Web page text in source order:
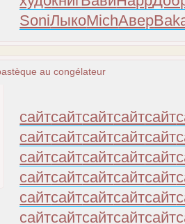
SoniЛыкоMichАвер
au congélateur
сайтсайтсайтсайтсайт
сайтсайтсайтсайтсайт
сайтсайтсайтсайтсайт
сайтсайтсайтсайтсайт
сайтсайтсайтсайтсайт
сайтсайтсайтсайтсайт